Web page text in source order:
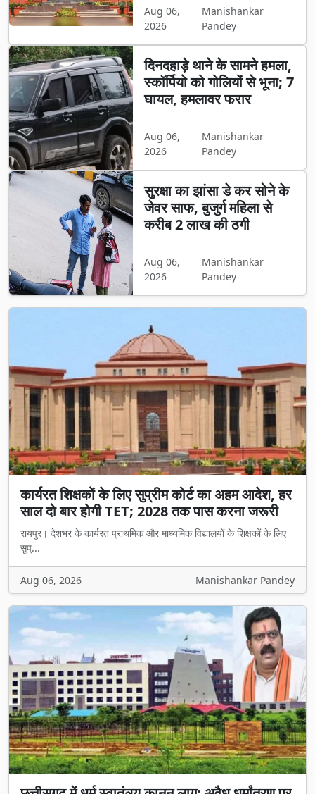
Aug 06,
2026
Manishankar
Pandey
दिनदहाड़े थाने के सामने हमला,
स्कॉर्पियो को गोलियों से भूना; 7
घायल, हमलावर फरार
Aug 06,
2026
Manishankar
Pandey
सुरक्षा का झांसा डे कर सोने के
जेवर साफ, बुजुर्ग महिला से
करीब 2 लाख की ठगी
Aug 06,
2026
Manishankar
Pandey
कार्यरत शिक्षकों के लिए सुप्रीम कोर्ट का अहम आदेश, हर
साल दो बार होगी TET; 2028 तक पास करना जरूरी
रायपुर। देशभर के कार्यरत प्राथमिक और माध्यमिक विद्यालयों के शिक्षकों के लिए
सुप्...
Aug 06, 2026 Manishankar Pandey